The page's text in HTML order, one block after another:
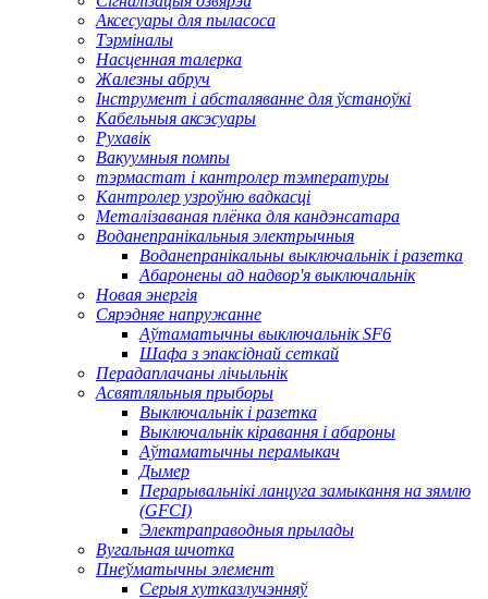
Аксесуары для пыласоса
Тэрміналы
Насценная талерка
Жалезны абруч
Інструмент і абсталяванне для ўстаноўкі
Кабельныя аксэсуары
Рухавік
Вакуумныя помпы
тэрмастат і кантролер тэмпературы
Кантролер узроўню вадкасці
Металізаваная плёнка для кандэнсатара
Воданепранікальныя электрычныя
Воданепранікальны выключальнік і разетка
Абаронены ад надвор'я выключальнік
Новая энергія
Сярэдняе напружанне
Аўтаматычны выключальнік SF6
Шафа з эпаксіднай сеткай
Перадаплачаны лічыльнік
Асвятляльныя прыборы
Выключальнік і разетка
Выключальнік кіравання і абароны
Аўтаматычны перамыкач
Дымер
Перарывальнікі ланцуга замыкання на зямлю
(GFCI)
Электраправодныя прылады
Вугальная шчотка
Пнеўматычны элемент
Серыя хутказлучэнняў